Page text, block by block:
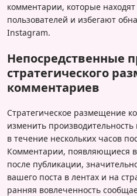
комментарии, которые
пользователей и избегают
Instagram.
Непосредственные
стратегического
комментариев
Стратегическое размещение
изменить
в течение нескольких часов
Комментарии, появляющиеся
после публикации,
вашего поста в лентах и на
ранняя вовлеченность